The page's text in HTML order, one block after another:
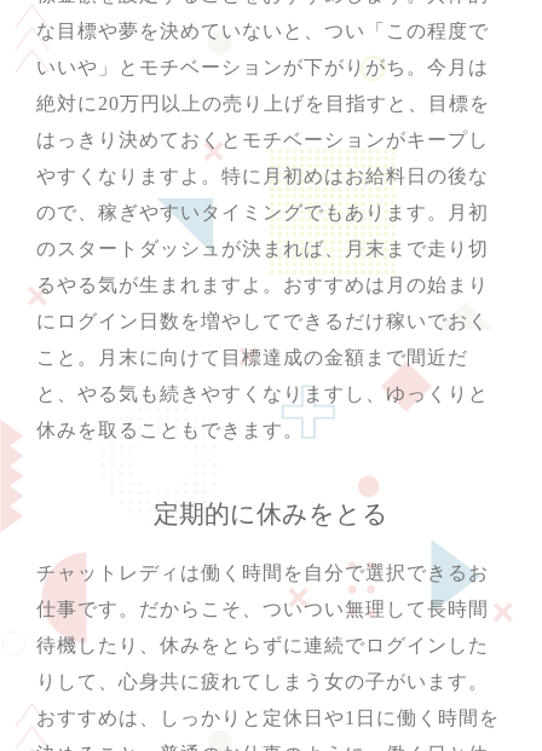
な目標や夢を決めていないと、つい「この程度で
いいや」とモチベーションが下がりがち。今月は
絶対に20万円以上の売り上げを目指すと、目標を
はっきり決めておくとモチベーションがキープし
やすくなりますよ。特に月初めはお給料日の後な
ので、稼ぎやすいタイミングでもあります。月初
のスタートダッシュが決まれば、月末まで走り切
るやる気が生まれますよ。おすすめは月の始まり
にログイン日数を増やしてできるだけ稼いでおく
こと。月末に向けて目標達成の金額まで間近だ
と、やる気も続きやすくなりますし、ゆっくりと
休みを取ることもできます。
定期的に休みをとる
チャットレディは働く時間を自分で選択できるお
仕事です。だからこそ、ついつい無理して長時間
待機したり、休みをとらずに連続でログインした
りして、心身共に疲れてしまう女の子がいます。
おすすめは、しっかりと定休日や1日に働く時間を